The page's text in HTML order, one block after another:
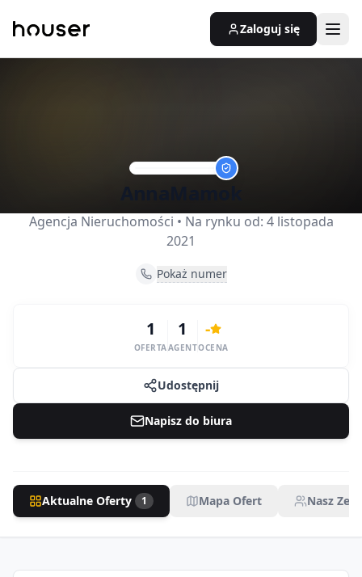
Zaloguj się
AnnaMamok
Agencja Nieruchomości • Na rynku od: 4 listopada
2021
Pokaż numer
1
OFERTA
1
AGENT
-
OCENA
Udostępnij
Napisz do biura
Aktualne Oferty 1 Mapa Ofert Nasz